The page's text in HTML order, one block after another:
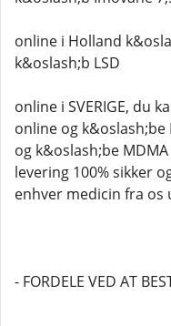
online i Holland
k&oslash;b LSD
online i SVERIGE, du
online og k&oslash;be
og k&oslash;be
levering 100% sikker
enhver medicin fra os
- FORDELE VED AT